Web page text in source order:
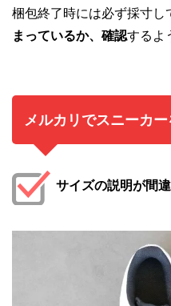
梱包終了時には必ず採寸し
まっているか、確認するよ
メルカリでスニーカ
サイズの説明が間